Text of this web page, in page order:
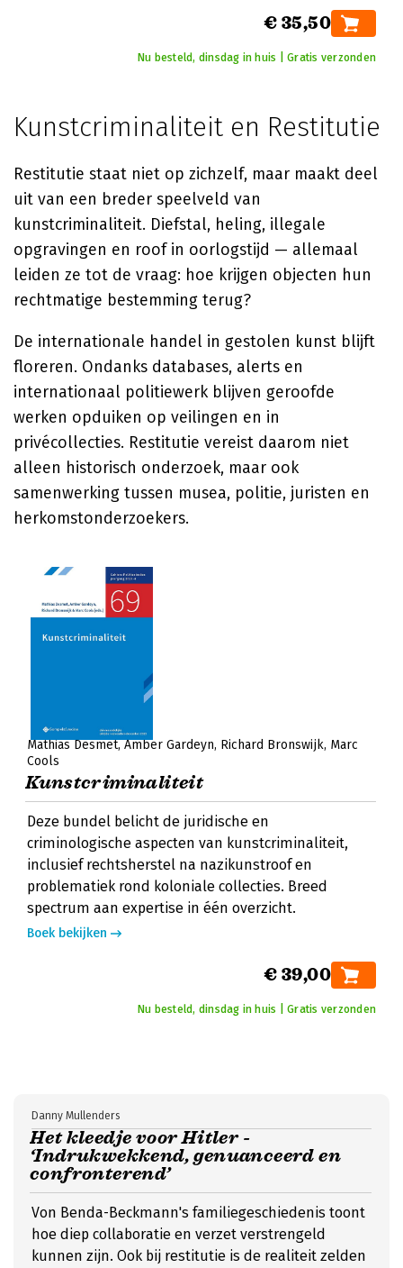
€ 35,50
Nu besteld, dinsdag in huis | Gratis verzonden
Kunstcriminaliteit en Restitutie
Restitutie staat niet op zichzelf, maar maakt deel
uit van een breder speelveld van
kunstcriminaliteit. Diefstal, heling, illegale
opgravingen en roof in oorlogstijd — allemaal
leiden ze tot de vraag: hoe krijgen objecten hun
rechtmatige bestemming terug?
De internationale handel in gestolen kunst blijft
floreren. Ondanks databases, alerts en
internationaal politiewerk blijven geroofde
werken opduiken op veilingen en in
privécollecties. Restitutie vereist daarom niet
alleen historisch onderzoek, maar ook
samenwerking tussen musea, politie, juristen en
herkomstonderzoekers.
Mathias Desmet Amber Gardeyn Richard Bronswijk Marc
Cools
Kunstcriminaliteit
Deze bundel belicht de juridische en
criminologische aspecten van kunstcriminaliteit,
inclusief rechtsherstel na nazikunstroof en
problematiek rond koloniale collecties. Breed
spectrum aan expertise in één overzicht.
Boek bekijken
€ 39,00
Nu besteld, dinsdag in huis | Gratis verzonden
Het kleedje voor Hitler -
‘Indrukwekkend, genuanceerd en
confronterend’
Danny Mullenders
Von Benda-Beckmann's familiegeschiedenis toont
hoe diep collaboratie en verzet verstrengeld
kunnen zijn. Ook bij restitutie is de realiteit zelden